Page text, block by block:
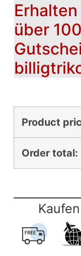
über
Product
Order total: